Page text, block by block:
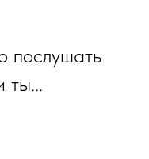
послушать
ты...